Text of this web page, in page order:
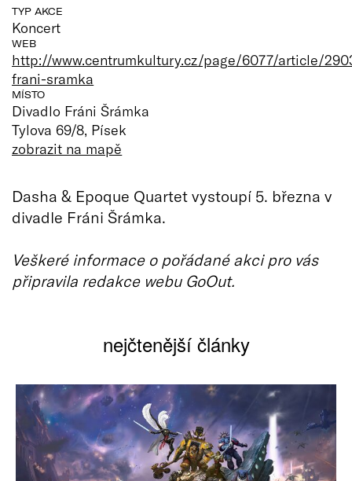
TYP AKCE
Koncert
WEB
http://www.centrumkultury.cz/page/6077/article/
frani-sramka
MÍSTO
Divadlo Fráni Šrámka
Tylova 69/8, Písek
zobrazit na mapě
Dasha & Epoque Quartet vystoupí 5. března v
divadle Fráni Šrámka.
Veškeré informace o pořádané akci pro vás
připravila redakce webu GoOut.
nejčtenější články